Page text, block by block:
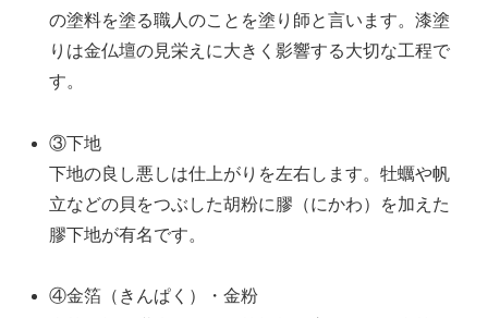
の塗料を塗る職人のことを塗り師と言います。漆塗
りは金仏壇の見栄えに大きく影響する大切な工程で
す。
③下地
下地の良し悪しは仕上がりを左右します。牡蠣や帆
立などの貝をつぶした胡粉に膠（にかわ）を加えた
膠下地が有名です。
④金箔（きんぱく）・金粉